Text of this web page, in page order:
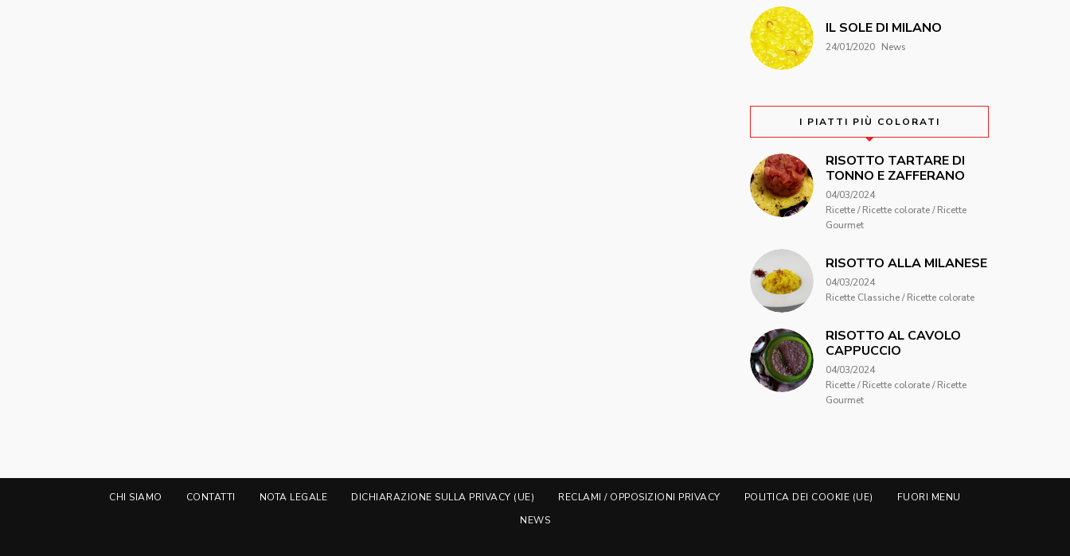
IL SOLE DI MILANO
24/01/2020 News
I PIATTI PIÙ COLORATI
RISOTTO TARTARE DI
TONNO E ZAFFERANO
04/03/2024
Ricette / Ricette colorate / Ricette
Gourmet
RISOTTO ALLA MILANESE
04/03/2024
Ricette Classiche / Ricette colorate
RISOTTO AL CAVOLO
CAPPUCCIO
04/03/2024
Ricette / Ricette colorate / Ricette
Gourmet
CHI SIAMO CONTATTI NOTA LEGALE DICHIARAZIONE SULLA PRIVACY (UE) RECLAMI / OPPOSIZIONI PRIVACY POLITICA DEI COOKIE (UE)
FUORI MENU
NEWS